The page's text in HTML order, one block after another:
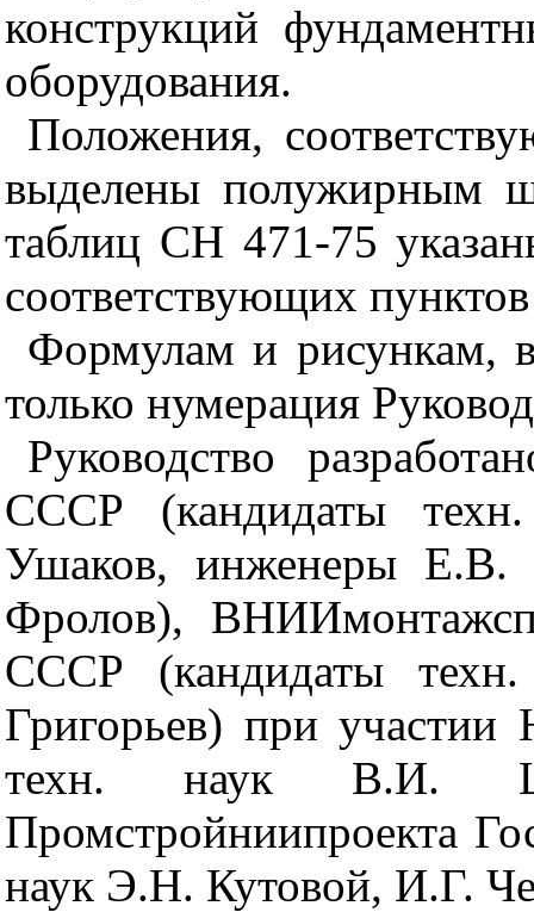
конструкций
оборудования.
Положения,
выделены полужирным
таблиц СН 471-75
соответствующих
Формулам и рисункам,
только нумерация
Руководство
СССР (кандидаты
Ушаков, инженеры
Фролов),
СССР (кандидаты
Григорьев) при
техн. наук В.И.
Промстройниипроекта
наук Э.Н. Кутовой, И.Г.